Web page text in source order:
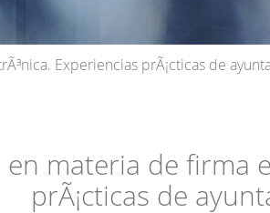
Experiencias prÃ¡cticas de
materia de firma
prÃ¡cticas de